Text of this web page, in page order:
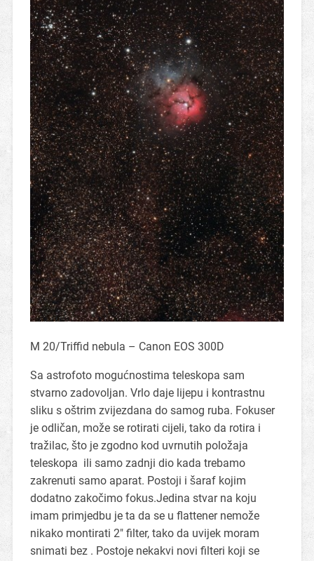
M 20/Triffid nebula – Canon EOS 300D
Sa astrofoto mogućnostima teleskopa sam
stvarno zadovoljan. Vrlo daje lijepu i kontrastnu
sliku s oštrim zvijezdana do samog ruba. Fokuser
je odličan, može se rotirati cijeli, tako da rotira i
tražilac, što je zgodno kod uvrnutih položaja
teleskopa ili samo zadnji dio kada trebamo
zakrenuti samo aparat. Postoji i šaraf kojim
dodatno zakočimo fokus.Jedina stvar na koju
imam primjedbu je ta da se u flattener nemože
nikako montirati 2″ filter, tako da uvijek moram
snimati bez . Postoje nekakvi novi filteri koji se